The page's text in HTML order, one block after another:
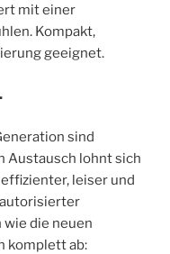
mit einer
Kompakt,
geeignet.
sind
Austausch lohnt sich
leiser und
wie die neuen
komplett ab: